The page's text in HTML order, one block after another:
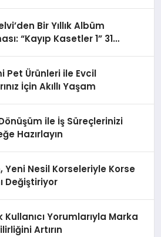
Bir Yıllık Albüm
“Kayıp Kasetler 1” 31
Pet Ürünleri ile Evcil
İçin Akıllı Yaşam
ile İş Süreçlerinizi
Hazırlayın
Yeni Nesil Korseleriyle Korse
Değiştiriyor
Kullanıcı Yorumlarıyla Marka
Artırın